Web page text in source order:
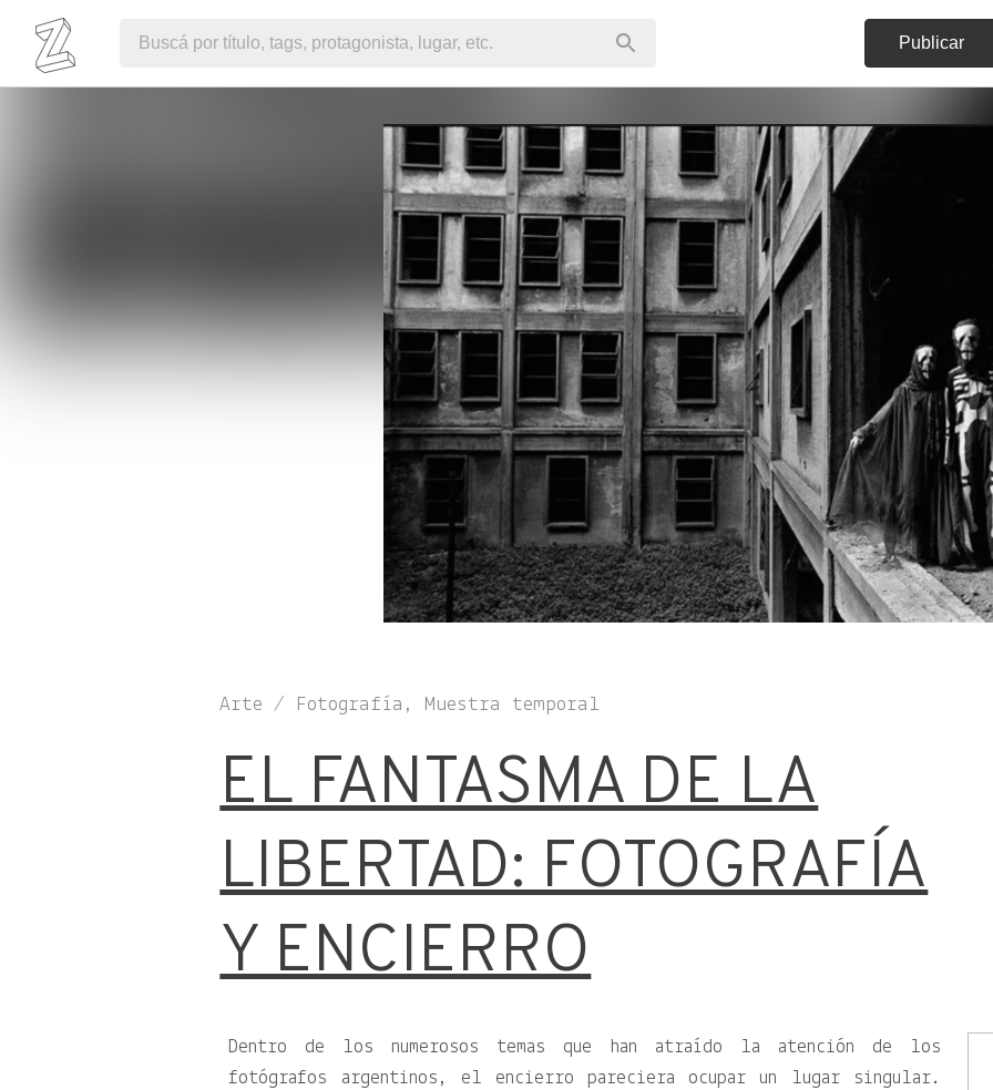
Publicar
Arte / Fotografía, Muestra temporal
EL FANTASMA DE LA
LIBERTAD: FOTOGRAFÍA
Y ENCIERRO
Dentro de los numerosos temas que han atraído la atención de los
fotógrafos argentinos, el encierro pareciera ocupar un lugar singular.